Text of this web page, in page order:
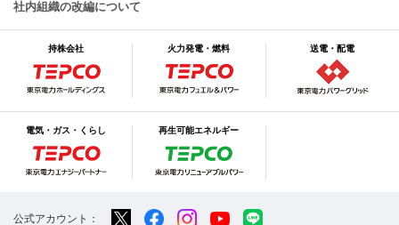
社内組織の改編について
持株会社 火力発電・燃料 送電・配電
電気・ガス・くらし 再生可能エネルギー
公式アカウント：